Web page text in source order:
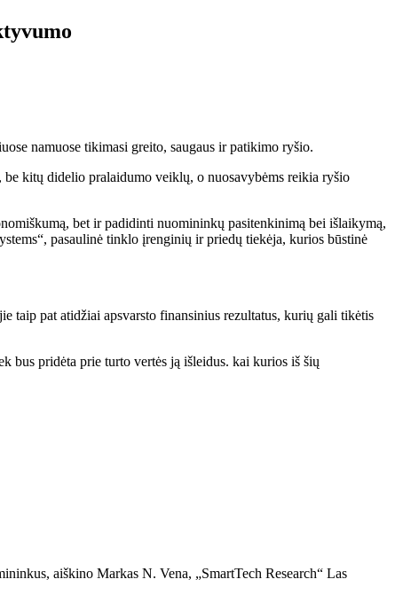
namuose tikimasi greito, saugaus ir patikimo ryšio.
kitų didelio pralaidumo veiklų, o nuosavybėms reikia ryšio
bet ir padidinti nuomininkų pasitenkinimą bei išlaikymą,
pasaulinė tinklo įrenginių ir priedų tiekėja, kurios būstinė
taip pat atidžiai apsvarsto finansinius rezultatus, kurių gali tikėtis
bus pridėta prie turto vertės ją išleidus. kai kurios iš šių
aiškino Markas N. Vena, „SmartTech Research“ Las